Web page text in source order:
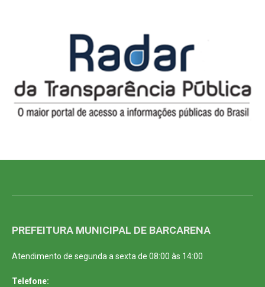
PREFEITURA MUNICIPAL DE BARCARENA
Atendimento de segunda a sexta de 08:00 às 14:00
Telefone: